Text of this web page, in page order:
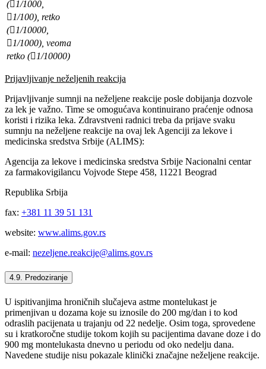
(1/1000,
1/100), retko
(1/10000,
1/1000), veoma
retko (1/10000)
Prijavljivanje neželjenih reakcija
Prijavljivanje sumnji na neželjene reakcije posle dobijanja dozvole
za lek je važno. Time se omogućava kontinuirano praćenje odnosa
koristi i rizika leka. Zdravstveni radnici treba da prijave svaku
sumnju na neželjene reakcije na ovaj lek Agenciji za lekove i
medicinska sredstva Srbije (ALIMS):
Agencija za lekove i medicinska sredstva Srbije Nacionalni centar
za farmakovigilancu Vojvode Stepe 458, 11221 Beograd
Republika Srbija
fax: +381 11 39 51 131
website: www.alims.gov.rs
e-mail: nezeljene.reakcije@alims.gov.rs
4.9. Predoziranje
U ispitivanjima hroničnih slučajeva astme montelukast je
primenjivan u dozama koje su iznosile do 200 mg/dan i to kod
odraslih pacijenata u trajanju od 22 nedelje. Osim toga, sprovedene
su i kratkoročne studije tokom kojih su pacijentima davane doze i do
900 mg montelukasta dnevno u periodu od oko nedelju dana.
Navedene studije nisu pokazale klinički značajne neželjene reakcije.